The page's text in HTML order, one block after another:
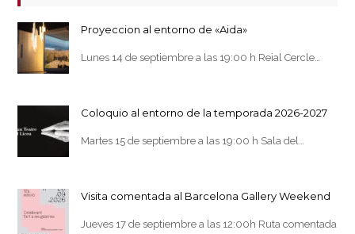
Proyeccion al entorno de «Aida»
Lunes 14 de septiembre a las 19:00 h Reial Cercle…
Coloquio al entorno de la temporada 2026-2027
Martes 15 de septiembre a las 19:00 h Sala del…
Visita comentada al Barcelona Gallery Weekend
Jueves 17 de septiembre a las 12:00h Ruta comentada